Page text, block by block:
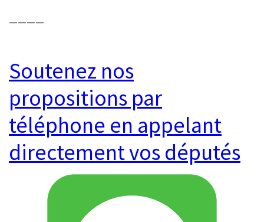
————
Soutenez nos
propositions par
téléphone en appelant
directement vos députés